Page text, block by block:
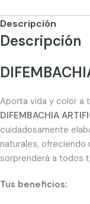
Descripción
Descripción
Aporta vida y color a
DIFEMBACHIA
cuidadosamente
naturales, ofreciendo
sorprenderá a todos
Tus beneficios: